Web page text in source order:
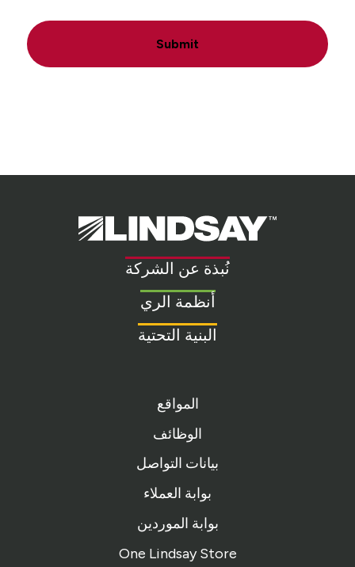
Submit
Lindsay.
Link
homepage
نُبذة عن الشركة
أنظمة الري
البنية التحتية
المواقع
الوظائف
بيانات التواصل
بوابة العملاء
بوابة الموردين
One Lindsay Store